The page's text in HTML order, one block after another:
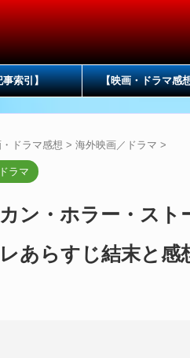
事索引】 【映画・ドラマ感
ドラマ感想 > 海外映画／ドラマ >
ラマ
ン・ホラー・ス
あらすじ結末と感